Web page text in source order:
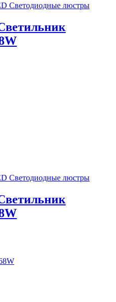
Светодиодные люстры
Светодиодные люстры